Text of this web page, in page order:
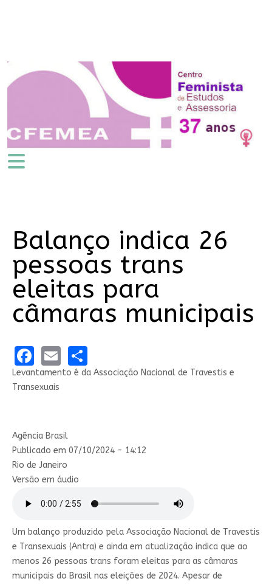
Balanço indica 26
pessoas trans
eleitas para
câmaras municipais
Facebook
EmailShare
Levantamento é da Associação Nacional de Travestis e
Transexuais
Agência Brasil
Publicado em 07/10/2024 - 14:12
Rio de Janeiro
Versão em áudio
Um balanço produzido pela Associação Nacional de Travestis
e Transexuais (Antra) e ainda em atualização indica que ao
menos 26 pessoas trans foram eleitas para as câmaras
municipais do Brasil nas eleições de 2024. Apesar de